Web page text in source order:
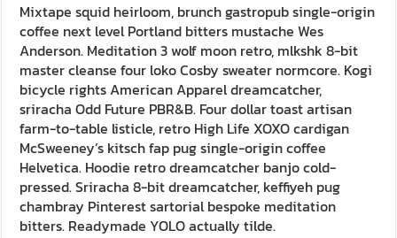
Mixtape squid heirloom, brunch gastropub single-origin
coffee next level Portland bitters mustache Wes
Anderson. Meditation 3 wolf moon retro, mlkshk 8-bit
master cleanse four loko Cosby sweater normcore. Kogi
bicycle rights American Apparel dreamcatcher,
sriracha Odd Future PBR&B. Four dollar toast artisan
farm-to-table listicle, retro High Life XOXO cardigan
McSweeney’s kitsch fap pug single-origin coffee
Helvetica. Hoodie retro dreamcatcher banjo cold-
pressed. Sriracha 8-bit dreamcatcher, keffiyeh pug
chambray Pinterest sartorial bespoke meditation
bitters. Readymade YOLO actually tilde.